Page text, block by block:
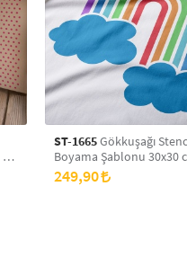
ST-1665Gökkuşağı
Boyama Şablonu 30x30
Duvar Stencil, Fayans
Mobilya Stencil
249,90